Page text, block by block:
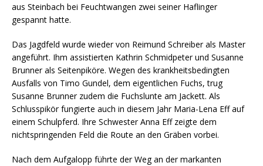
aus Steinbach bei Feuchtwangen zwei seiner Haflinger
gespannt hatte.
Das Jagdfeld wurde wieder von Reimund Schreiber als Master
angeführt. Ihm assistierten Kathrin Schmidpeter und Susanne
Brunner als Seitenpiköre. Wegen des krankheitsbedingten
Ausfalls von Timo Gundel, dem eigentlichen Fuchs, trug
Susanne Brunner zudem die Fuchslunte am Jackett. Als
Schlusspikör fungierte auch in diesem Jahr Maria-Lena Eff auf
einem Schulpferd. Ihre Schwester Anna Eff zeigte dem
nichtspringenden Feld die Route an den Gräben vorbei.
Nach dem Aufgalopp führte der Weg an der markanten